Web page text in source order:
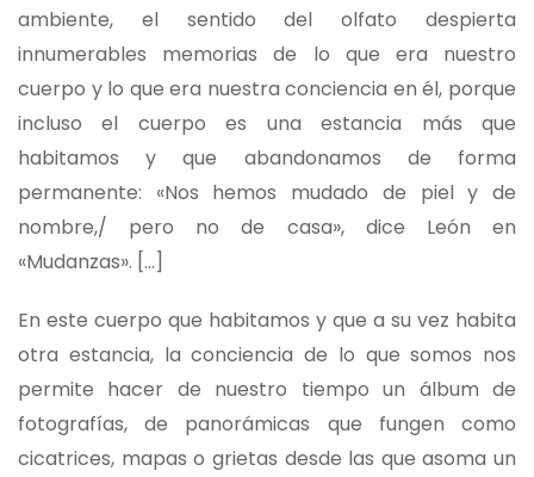
ambiente, el sentido del olfato despierta
innumerables memorias de lo que era nuestro
cuerpo y lo que era nuestra conciencia en él, porque
incluso el cuerpo es una estancia más que
habitamos y que abandonamos de forma
permanente: «Nos hemos mudado de piel y de
nombre,/ pero no de casa», dice León en
«Mudanzas». […]
En este cuerpo que habitamos y que a su vez habita
otra estancia, la conciencia de lo que somos nos
permite hacer de nuestro tiempo un álbum de
fotografías, de panorámicas que fungen como
cicatrices, mapas o grietas desde las que asoma un